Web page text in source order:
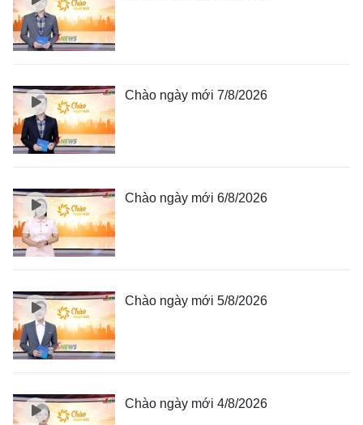
Chào ngày mới 7/8/2026
Chào ngày mới 6/8/2026
Chào ngày mới 5/8/2026
Chào ngày mới 4/8/2026